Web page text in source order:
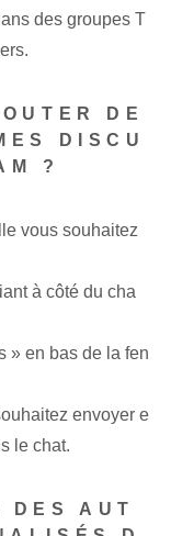
des groupes T
DE
DISCU
?
vous souhaitez
à côté du cha
» en bas de la fen
envoyer e
le chat.
DES AUT